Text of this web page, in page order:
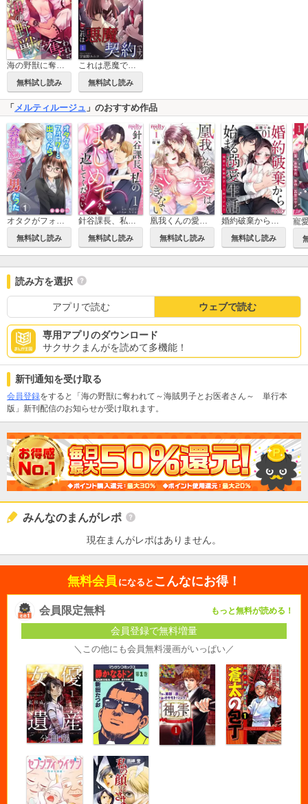
海の野獣に奪われて～海賊男子とお医者さん～
無料試し読み
これは悪魔で契約です！～不幸体質の社畜OLが捧げたもの～
無料試し読み
「 メルティルージュ 」のおすすめ作品
オタクがフォロワーと出会ったら会社No.1のモテ男だったんだが!?
無料試し読み
針谷課長、私のはじめてを返してください！
無料試し読み 無料試し読み
婚約破棄から始まる溺愛生活～理想の結婚相手って何ですか？～
無料試し読み
読み方を選択
アプリで読む ウェブで読む
専用アプリのダウンロード
サクサクまんがを読めて多機能！
新刊通知を受け取る
会員登録をすると「海の野獣に奪われて～海賊男子とお医者さん～ 単行本
版」新刊配信のお知らせが受け取れます。
みんなのまんがレポ
現在まんがレポはありません。
無料会員 になると こんなにお得！
会員限定無料 もっと無料が読める！
会員登録で無料増量
＼この他にも会員無料漫画がいっぱい／